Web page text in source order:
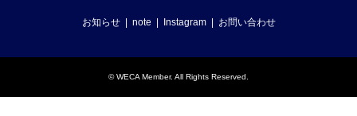
お知らせ note Instagram お問い合わせ
©WECA Member. All Rights Reserved.